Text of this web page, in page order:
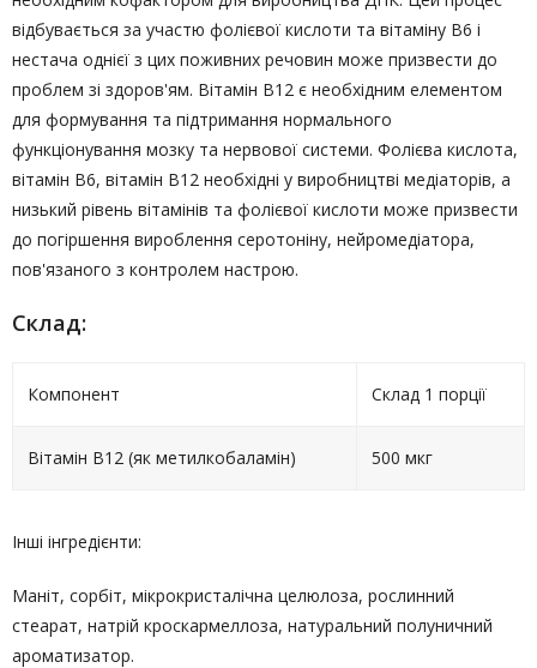
відбувається за участю фолієвої кислоти та вітаміну В6 і
нестача однієї з цих поживних речовин може призвести до
проблем зі здоров'ям. Вітамін В12 є необхідним елементом
для формування та підтримання нормального
функціонування мозку та нервової системи. Фолієва кислота,
вітамін В6, вітамін В12 необхідні у виробництві медіаторів, а
низький рівень вітамінів та фолієвої кислоти може призвести
до погіршення вироблення серотоніну, нейромедіатора,
пов'язаного з контролем настрою.
Склад:
Компонент Склад 1 порції
Вітамін B12 (як метилкобаламін) 500 мкг
Інші інгредієнти:
Маніт, сорбіт, мікрокристалічна целюлоза, рослинний
стеарат, натрій кроскармеллоза, натуральний полуничний
ароматизатор.